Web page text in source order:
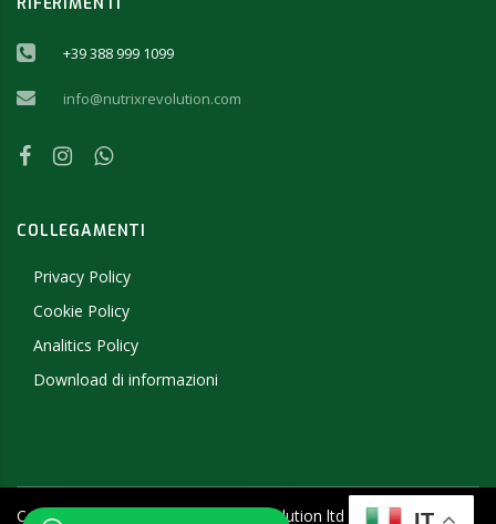
+39 388 999 1099
info@nutrixrevolution.com
COLLEGAMENTI
Privacy Policy
Cookie Policy
Analitics Policy
Download di informazioni
Copyright © - 2019 NutriX Revolution ltd - P.IVA